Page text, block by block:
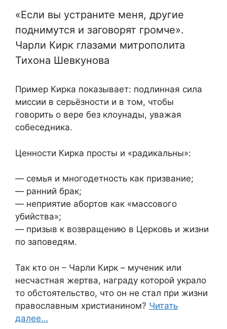
«Если вы устраните меня, другие
поднимутся и заговорят громче».
Чарли Кирк глазами митрополита
Тихона Шевкунова
Пример Кирка показывает: подлинная сила
миссии в серьёзности и в том, чтобы
говорить о вере без клоунады, уважая
собеседника.
Ценности Кирка просты и «радикальны»:
— семья и многодетность как призвание;
— ранний брак;
— неприятие абортов как «массового
убийства»;
— призыв к возвращению в Церковь и жизни
по заповедям.
Так кто он – Чарли Кирк – мученик или
несчастная жертва, награду которой украло
то обстоятельство, что он не стал при жизни
православным христианином? Читать
далее…